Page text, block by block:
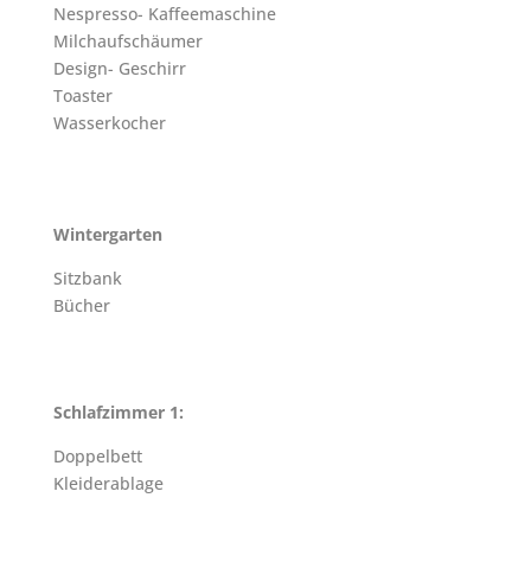
Nespresso- Kaffeemaschine
Milchaufschäumer
Design- Geschirr
Toaster
Wasserkocher
Wintergarten
Sitzbank
Bücher
Schlafzimmer 1:
Doppelbett
Kleiderablage